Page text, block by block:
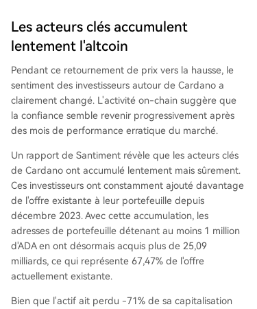
Les acteurs clés accumulent
lentement l'altcoin
Pendant ce retournement de prix vers la hausse, le
sentiment des investisseurs autour de Cardano a
clairement changé. L'activité on-chain suggère que
la confiance semble revenir progressivement après
des mois de performance erratique du marché.
Un rapport de Santiment révèle que les acteurs clés
de Cardano ont accumulé lentement mais sûrement.
Ces investisseurs ont constamment ajouté davantage
de l'offre existante à leur portefeuille depuis
décembre 2023. Avec cette accumulation, les
adresses de portefeuille détenant au moins 1 million
d'ADA en ont désormais acquis plus de 25,09
milliards, ce qui représente 67,47% de l'offre
actuellement existante.
Bien que l'actif ait perdu -71% de sa capitalisation